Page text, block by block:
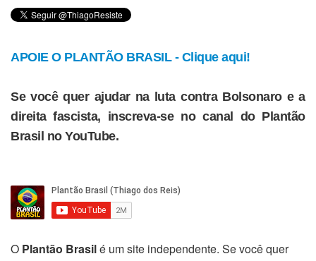
APOIE O PLANTÃO BRASIL - Clique aqui!
Se você quer ajudar na luta contra Bolsonaro e a
direita fascista, inscreva-se no canal do Plantão
Brasil no YouTube.
O Plantão Brasilé um site independente. Se você quer